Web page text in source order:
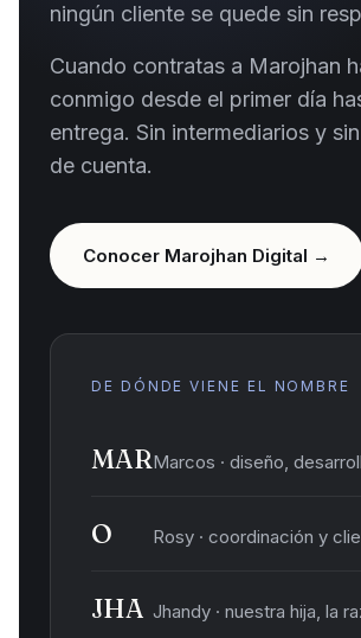
ningún cliente se quede sin
Cuando contratas a Marojhan
conmigo desde el primer día
entrega. Sin intermediarios y
de cuenta.
Conocer Marojhan Digital →
DE DÓNDE VIENE EL NOMBRE
MARMarcos · diseño,
O Rosy · coordinación y
JHA Jhandy · nuestra hija, la